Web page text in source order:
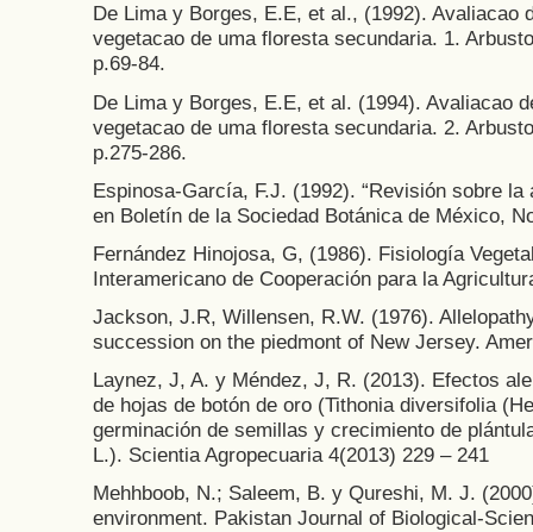
De Lima y Borges, E.E, et al., (1992). Avaliacao
vegetacao de uma floresta secundaria. 1.
p.69-84.
De Lima y Borges, E.E, et al. (1994). Avaliacao
vegetacao de uma floresta secundaria. 2.
p.275-286.
Espinosa-García, F.J. (1992). “Revisión sobre la
en Boletín de la Sociedad Botánica de México,
Fernández Hinojosa, G, (1986). Fisiología
Interamericano de Cooperación para la
Jackson, J.R, Willensen, R.W. (1976).
succession on the piedmont of New Jersey.
Laynez, J, A. y Méndez, J, R. (2013). Efectos
de hojas de botón de oro (Tithonia diversifolia
germinación de semillas y crecimiento de
L.). Scientia Agropecuaria 4(2013) 229 – 241
Mehhboob, N.; Saleem, B. y Qureshi, M. J.
environment. Pakistan Journal of Biological-